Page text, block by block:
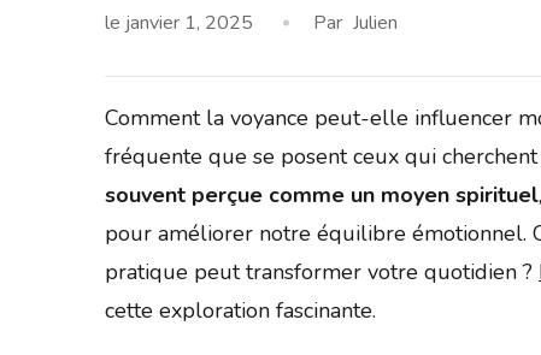
le janvier 1, 2025 Par Julien
Comment la voyance peut-elle influencer
fréquente que se posent ceux qui
souvent perçue comme un moyen spirituel
pour améliorer notre équilibre émotionnel.
pratique peut transformer votre quotidien ?
cette exploration fascinante.